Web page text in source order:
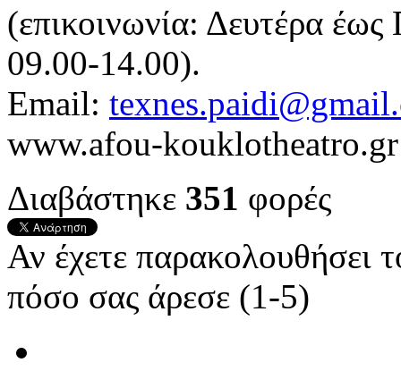
(επικοινωνία: Δευτέρα
09.00-14.00).
Email:
www.afou-kouklotheatro.gr
Διαβάστηκε 351 φορές
Αν έχετε παρακολουθήσει
πόσο σας άρεσε (1-5)